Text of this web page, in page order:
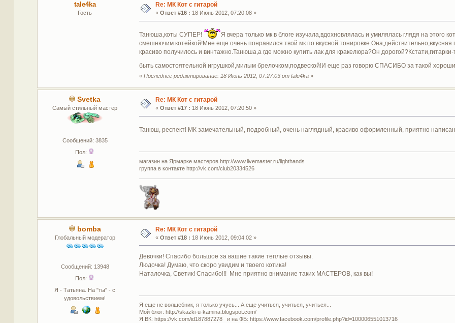
tale4ka
Гость
Re: МК Кот с гитарой
« Ответ #16 : 18 Июнь 2012, 07:20:08 »
Танюша,коты СУПЕР!
Я вчера только мк в блоге изучала,вдохновлялась и умилялась глядя на этого
смешнючим котейкой!Мне еще очень понравился твой мк по вкусной
красиво получилось и винтажно.Танюша,а где можно купить лак для кракелюра?Он
быть самостоятельной игрушкой,милым брелочком,подвеской!И еще раз говорю СПАСИБО за такой
« Последнее редактирование: 18 Июнь 2012, 07:27:03 от tale4ka»
Svetka
Самый стильный мастер
Сообщений: 3835
Пол:
Re: МК Кот с гитарой
« Ответ #17 : 18 Июнь 2012, 07:20:50 »
Танюш, респект! МК замечательный, подробный, очень наглядный, красиво оформленный, приятно
магазин на Ярмарке мастеров http://www.livemaster.ru/lighthands
группа в контакте http://vk.com/club20334526
bomba
Глобальный модератор
Сообщений: 13948
Пол:
Я - Татьяна. На "ты" - с
удовольствием!
Re: МК Кот с гитарой
« Ответ #18 : 18 Июнь 2012, 09:04:02 »
Девочки! Спасибо большое за вашие такие теплые отзывы.
Людочка! Думаю, что скоро увидим и твоего котика!
Наталочка, Светик! Спасибо!!! Мне приятно внимание таких МАСТЕРОВ, как вы!
Я еще не волшебник, я только учусь... А еще учиться, учиться, учиться...
Мой блог: http://skazki-u-kamina.blogspot.com/
Я ВК: https://vk.com/id187887278 и на ФБ: https://www.facebook.com/profile.php?id=100006551013716